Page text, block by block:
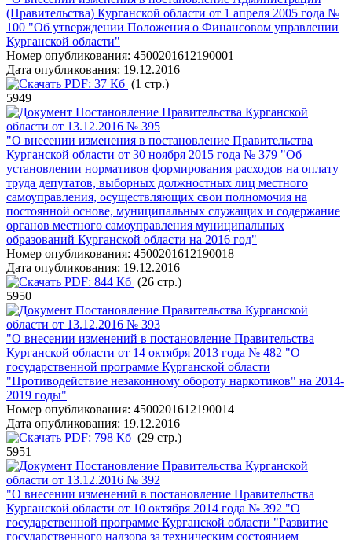
(Правительства) Курганской области от 1 апреля 2005 года №
100 "Об утверждении Положения о Финансовом управлении
Курганской области"
Номер опубликования: 4500201612190001
Дата опубликования: 19.12.2016
PDF: 37 Кб (1 стр.)
5949
Постановление Правительства Курганской
области от 13.12.2016 № 395
"О внесении изменения в постановление Правительства
Курганской области от 30 ноября 2015 года № 379 "Об
установлении нормативов формирования расходов на оплату
труда депутатов, выборных должностных лиц местного
самоуправления, осуществляющих свои полномочия на
постоянной основе, муниципальных служащих и содержание
органов местного самоуправления муниципальных
образований Курганской области на 2016 год"
Номер опубликования: 4500201612190018
Дата опубликования: 19.12.2016
PDF: 844 Кб (26 стр.)
5950
Постановление Правительства Курганской
области от 13.12.2016 № 393
"О внесении изменений в постановление Правительства
Курганской области от 14 октября 2013 года № 482 "О
государственной программе Курганской области
"Противодействие незаконному обороту наркотиков" на 2014-
2019 годы"
Номер опубликования: 4500201612190014
Дата опубликования: 19.12.2016
PDF: 798 Кб (29 стр.)
5951
Постановление Правительства Курганской
области от 13.12.2016 № 392
"О внесении изменений в постановление Правительства
Курганской области от 10 октября 2014 года № 392 "О
государственной программе Курганской области "Развитие
государственного надзора за техническим состоянием